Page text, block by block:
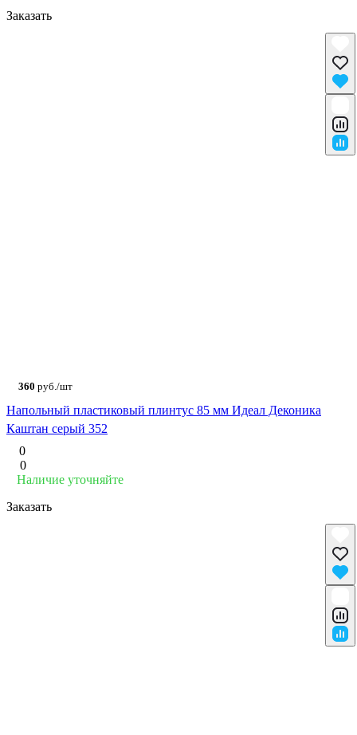
Заказать
360 руб./шт
Напольный пластиковый плинтус 85 мм Идеал Деконика
Каштан серый 352
0
0
Наличие уточняйте
Заказать